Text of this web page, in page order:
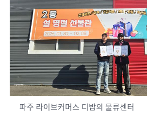
파주 라이브커머스 디밥의 물류센터